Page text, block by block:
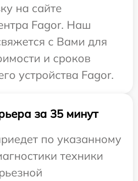
на сайте
Fagor. Наш
с Вами для
и сроков
устройства Fagor.
за 35 минут
по указанному
техники